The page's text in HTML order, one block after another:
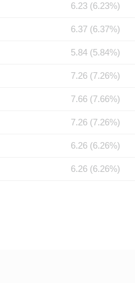
6.23 (6.23%)
6.37 (6.37%)
5.84 (5.84%)
7.26 (7.26%)
7.66 (7.66%)
7.26 (7.26%)
6.26 (6.26%)
6.26 (6.26%)